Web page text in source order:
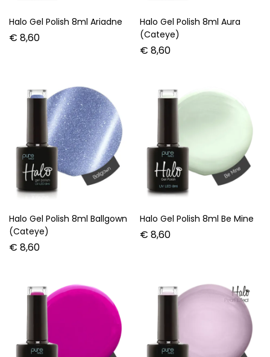
Halo Gel Polish 8ml Ariadne
€ 8,60
Halo Gel Polish 8ml Aura
(Cateye)
€ 8,60
Halo Gel Polish 8ml Ballgown
(Cateye)
€ 8,60
Halo Gel Polish 8ml Be Mine
€ 8,60